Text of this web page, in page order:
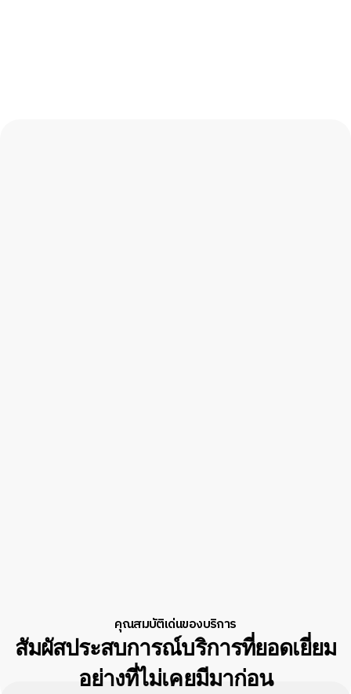
คุณสมบัติเด่นของบริการ
สัมผัสประสบการณ์บริการที่ยอดเยี่ยม
อย่างที่ไม่เคยมีมาก่อน